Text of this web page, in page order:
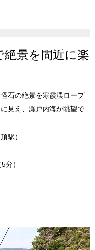
景を間近に楽
石の絶景を寒霞渓ロープ
見え、瀬戸内海が眺望で
駅）
分）